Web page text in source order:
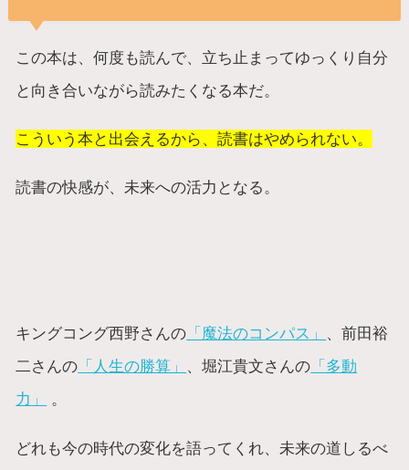
この本は、何度も読んで、立ち止まってゆっくり自分
と向き合いながら読みたくなる本だ。
こういう本と出会えるから、読書はやめられない。
読書の快感が、未来への活力となる。
キングコング西野さんの 「魔法のコンパス」 、前田裕
二さんの 「人生の勝算」 、堀江貴文さんの 「多動
力」
。
どれも今の時代の変化を語ってくれ、未来の道しるべ